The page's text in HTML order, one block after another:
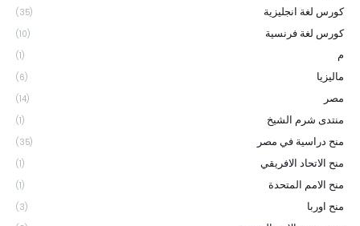
كورس لغة انجليزية (35)
كورس لغة فرنسية (10)
م (1)
ماليزيا (6)
مصر (14)
منتدى شرم الشيخ (1)
منح دراسية في مصر (35)
منح الاتحاد الافريقي (1)
منح الامم المتحدة (1)
منح اوربا (3)